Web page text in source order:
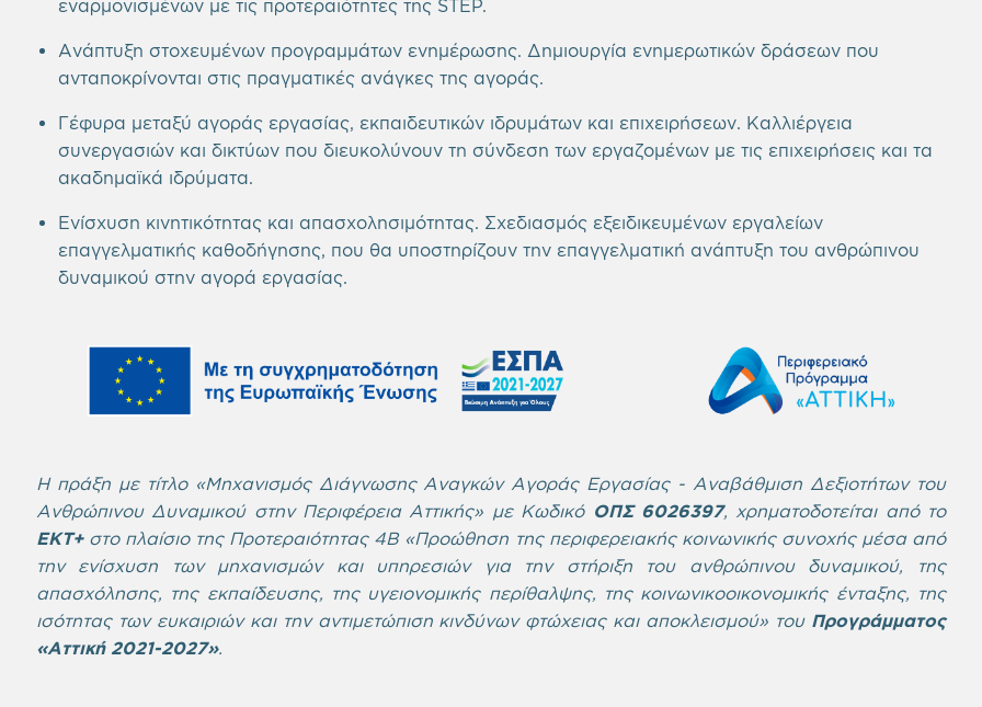
εναρμονισμένων με τις προτεραιότητες της STEP.
Ανάπτυξη στοχευμένων προγραμμάτων ενημέρωσης. Δημιουργία ενημερωτικών δράσεων που
ανταποκρίνονται στις πραγματικές ανάγκες της αγοράς.
Γέφυρα μεταξύ αγοράς εργασίας, εκπαιδευτικών ιδρυμάτων και επιχειρήσεων. Καλλιέργεια
συνεργασιών και δικτύων που διευκολύνουν τη σύνδεση των εργαζομένων με τις επιχειρήσεις και τα
ακαδημαϊκά ιδρύματα.
Ενίσχυση κινητικότητας και απασχολησιμότητας. Σχεδιασμός εξειδικευμένων εργαλείων
επαγγελματικής καθοδήγησης, που θα υποστηρίζουν την επαγγελματική ανάπτυξη του ανθρώπινου
δυναμικού στην αγορά εργασίας.
Η πράξη με τίτλο «Μηχανισμός Διάγνωσης Αναγκών Αγοράς Εργασίας - Αναβάθμιση Δεξιοτήτων του
Ανθρώπινου Δυναμικού στην Περιφέρεια Αττικής» με Κωδικό ΟΠΣ 6026397, χρηματοδοτείται από το
ΕΚΤ+στο πλαίσιο της Προτεραιότητας 4Β «Προώθηση της περιφερειακής κοινωνικής συνοχής μέσα από
την ενίσχυση των μηχανισμών και υπηρεσιών για την στήριξη του ανθρώπινου δυναμικού, της
απασχόλησης, της εκπαίδευσης, της υγειονομικής περίθαλψης, της κοινωνικοοικονομικής ένταξης, της
ισότητας των ευκαιριών και την αντιμετώπιση κινδύνων φτώχειας και αποκλεισμού» του Προγράμματος
«Αττική 2021-2027».